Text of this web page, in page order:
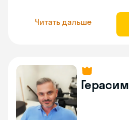
Читать дальше
Герасим